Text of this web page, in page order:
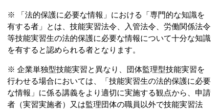
※ 「法的保護に必要な情報」における「専門的な知識を
有する者」とは、技能実習法令、入管法令、労働関係法令
等技能実習生の法的保護に必要な情報について十分な知識
を有すると認められる者となります。
※ 企業単独型技能実習と異なり、団体監理型技能実習を
行わせる場合においては、「技能実習生の法的保護に必要
な情報」に係る講義をより適切に実施する観点から、申請
者（実習実施者）又は監理団体の職員以外で技能実習法